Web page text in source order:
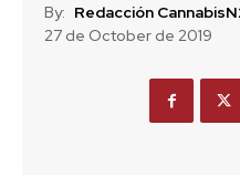
By: Redacción
27 de October de 2019